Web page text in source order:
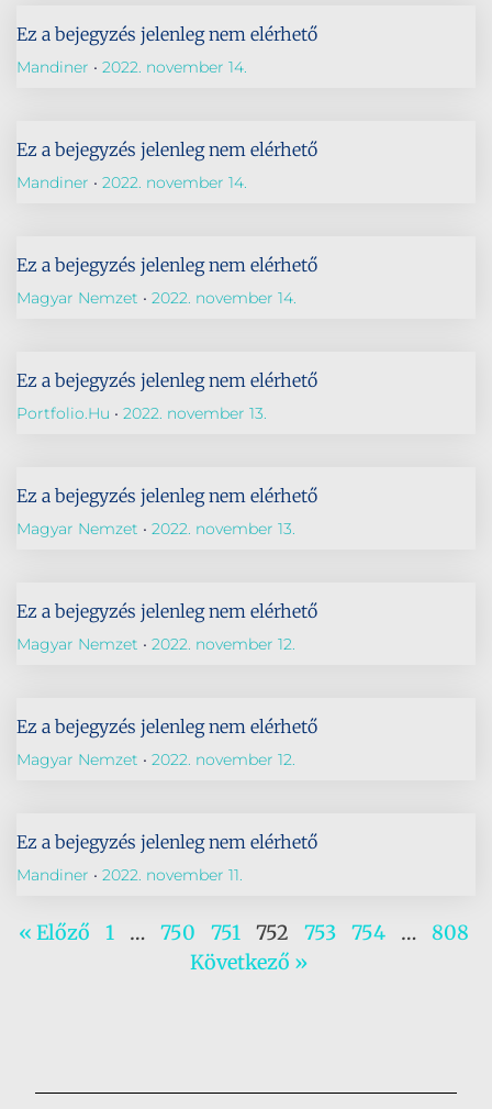
Ez a bejegyzés jelenleg nem elérhető
Mandiner 2022. november 14.
Ez a bejegyzés jelenleg nem elérhető
Mandiner 2022. november 14.
Ez a bejegyzés jelenleg nem elérhető
Magyar Nemzet 2022. november 14.
Ez a bejegyzés jelenleg nem elérhető
Portfolio.hu 2022. november 13.
Ez a bejegyzés jelenleg nem elérhető
Magyar Nemzet 2022. november 13.
Ez a bejegyzés jelenleg nem elérhető
Magyar Nemzet 2022. november 12.
Ez a bejegyzés jelenleg nem elérhető
Magyar Nemzet 2022. november 12.
Ez a bejegyzés jelenleg nem elérhető
Mandiner 2022. november 11.
« Előző 1 … 750 751 752 753 754 …
808
Következő »